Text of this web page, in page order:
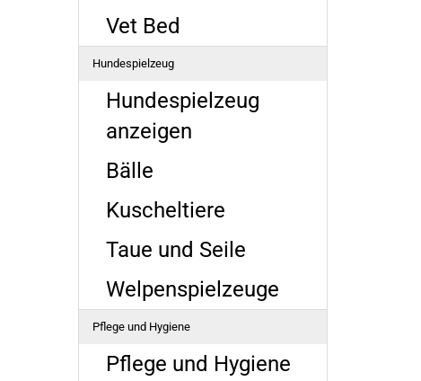
Vet Bed
Hundespielzeug
Hundespielzeug
anzeigen
Bälle
Kuscheltiere
Taue und Seile
Welpenspielzeuge
Pflege und Hygiene
Pflege und Hygiene